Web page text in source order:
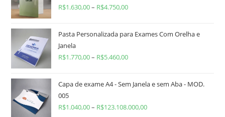
R$1.630,00– R$4.750,00
Pasta Personalizada para Exames Com Orelha e
Janela
R$1.770,00– R$5.460,00
Capa de exame A4 - Sem Janela e sem Aba - MOD.
005
R$1.040,00– R$123.108.000,00